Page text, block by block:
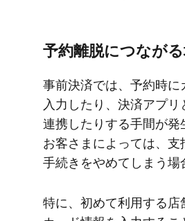
予約離脱に​つなが
事前決済では、​予約時に​
入力したり、​決済アプリ
連携したりする​手間が​発
お客さまに​よっては、​支
手続きを​やめてしまう​場
特に、​初めて​利用する​店